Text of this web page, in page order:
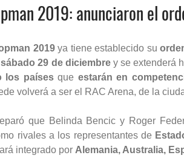
2019: anunciaron el
2019ya tiene establecido su
29 de diciembrey se extenderá
los paísesque estarán en
volverá a ser el RAC Arena, de la
que Belinda Bencic y Roger
rivales a los representantes de
integrado por Alemania, Australia,